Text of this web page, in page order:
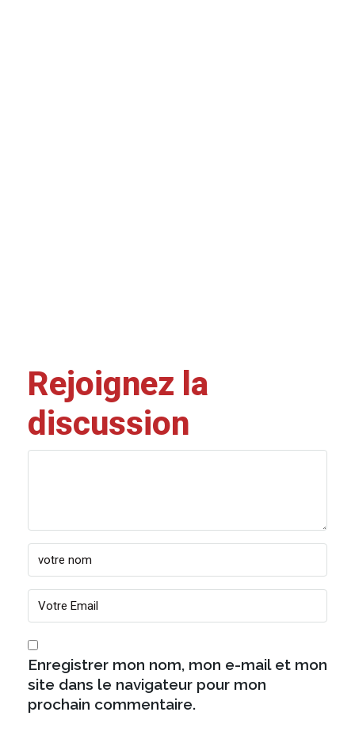
Rejoignez la
discussion
Enregistrer mon nom, mon e-mail et mon
site dans le navigateur pour mon
prochain commentaire.